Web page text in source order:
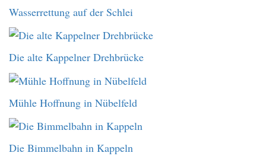
Wasserrettung auf der Schlei
Die alte Kappelner Drehbrücke
Mühle Hoffnung in Nübelfeld
Die Bimmelbahn in Kappeln